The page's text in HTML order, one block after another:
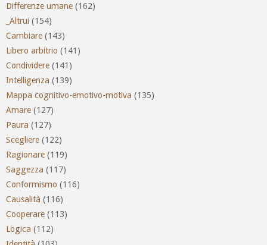
Differenze umane (162)
_Altrui (154)
Cambiare (143)
Libero arbitrio (141)
Condividere (141)
Intelligenza (139)
Mappa cognitivo-emotivo-motiva (135)
Amare (127)
Paura (127)
Scegliere (122)
Ragionare (119)
Saggezza (117)
Conformismo (116)
Causalità (116)
Cooperare (113)
Logica (112)